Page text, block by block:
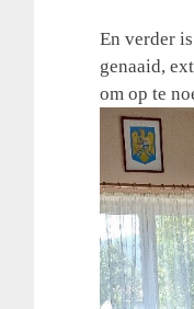
En verder
genaaid,
om op te